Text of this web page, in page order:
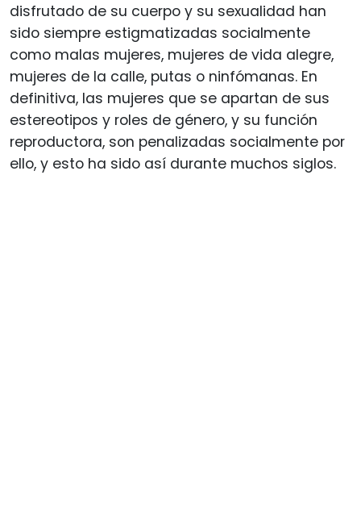
disfrutado de su cuerpo y su sexualidad han
sido siempre estigmatizadas socialmente
como malas mujeres, mujeres de vida alegre,
mujeres de la calle, putas o ninfómanas. En
definitiva, las mujeres que se apartan de sus
estereotipos y roles de género, y su función
reproductora, son penalizadas socialmente por
ello, y esto ha sido así durante muchos siglos.